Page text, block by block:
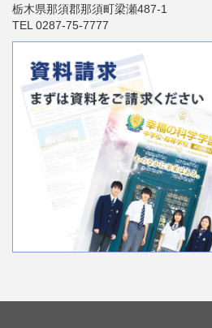
栃木県那須郡那須町梁瀬487-1
TEL 0287-75-7777